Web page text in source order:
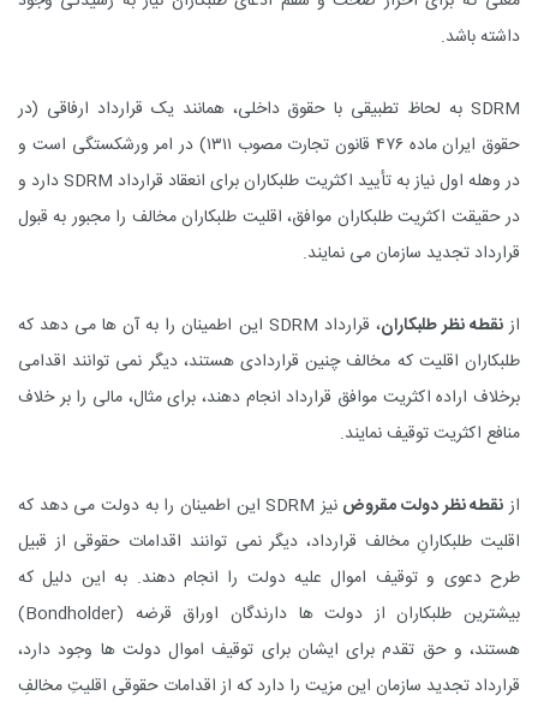
داشته باشد.
SDRM به لحاظ تطبیقی با حقوق داخلی، همانند یک قرارداد ارفاقی (در
حقوق ایران ماده ۴۷۶ قانون تجارت مصوب ۱۳۱۱) در امر ورشکستگی است و
در وهله اول نیاز به تأیید اکثریت طلبکاران برای انعقاد قرارداد SDRMدارد و
در حقیقت اکثریت طلبکاران موافق، اقلیت طلبکاران مخالف را مجبور به قبول
قرارداد تجدید سازمان می نمایند.
ازنقطه نظر طلبکاران، قرارداد SDRM این اطمینان را به آن ها می دهد که
طلبکاران اقلیت که مخالف چنین قراردادی هستند، دیگر نمی توانند اقدامی
برخلاف اراده اکثریت موافق قرارداد انجام دهند، برای مثال، مالی را بر خلاف
منافع اکثریت توقیف نمایند.
ازنقطه نظر دولت مقروض نیز SDRMاین اطمینان را به دولت می دهد که
اقلیت طلبکارانِ مخالف قرارداد، دیگر نمی توانند اقدامات حقوقی از قبیل
طرح دعوی و توقیف اموال علیه دولت را انجام دهند. به این دلیل که
بیشترین طلبکاران از دولت ها دارندگان اوراق قرضه (Bondholder)
هستند، و حق تقدم برای ایشان برای توقیف اموال دولت ها وجود دارد،
قرارداد تجدید سازمان این مزیت را دارد که از اقدامات حقوقی اقلیتِ مخالفِ